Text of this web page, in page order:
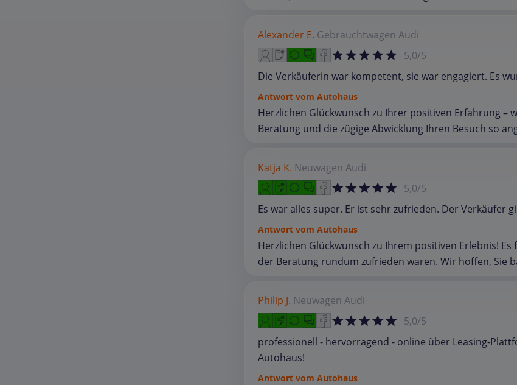
Alexander E. Gebrauchtwagen Audi
5,0/5
Die Verkäuferin war kompetent, sie war engagiert. Es
Antwort vom Autohaus
Herzlichen Glückwunsch zu Ihrer positiven Erfahrung –
Beratung und die zügige Abwicklung Ihren Besuch so
Katja K. Neuwagen Audi
5,0/5
Es war alles super. Er ist sehr zufrieden. Der Verkäufer
Antwort vom Autohaus
Herzlichen Glückwunsch zu Ihrem positiven Erlebnis!
der Beratung rundum zufrieden waren. Wir hoffen, Sie
Philip J. Neuwagen Audi
5,0/5
professionell - hervorragend - online über Leasing-
Autohaus!
Antwort vom Autohaus